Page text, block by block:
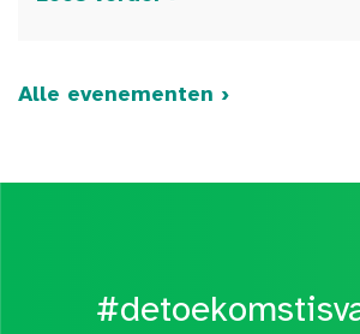
Alle evenementen ›